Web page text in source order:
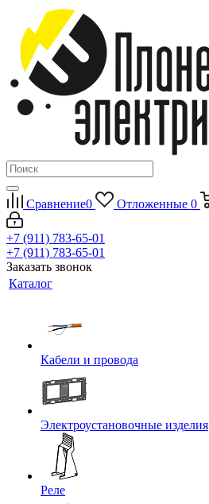
Сравнение0 Отложенные 0
+7 (911) 783-65-01
+7 (911) 783-65-01
Заказать звонок
Каталог
Кабели и провода
Электроустановочные изделия
Реле